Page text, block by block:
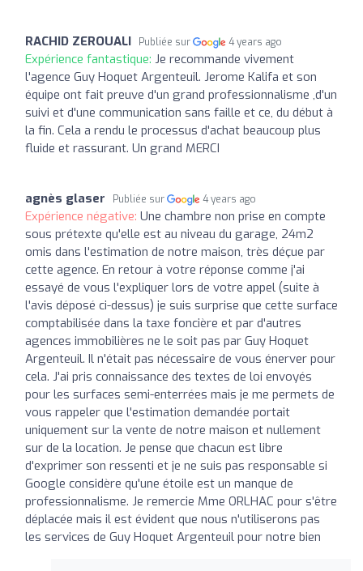
RACHID ZEROUALI Publiée sur 4 years ago
Expérience fantastique: Je recommande vivement
l'agence Guy Hoquet Argenteuil. Jerome Kalifa et son
équipe ont fait preuve d'un grand professionnalisme ,d'un
suivi et d'une communication sans faille et ce, du début à
la fin. Cela a rendu le processus d'achat beaucoup plus
fluide et rassurant. Un grand MERCI
agnès glaser Publiée sur 4 years ago
Expérience négative: Une chambre non prise en compte
sous prétexte qu'elle est au niveau du garage, 24m2
omis dans l'estimation de notre maison, très déçue par
cette agence. En retour à votre réponse comme j'ai
essayé de vous l'expliquer lors de votre appel (suite à
l'avis déposé ci-dessus) je suis surprise que cette surface
comptabilisée dans la taxe foncière et par d'autres
agences immobilières ne le soit pas par Guy Hoquet
Argenteuil. Il n'était pas nécessaire de vous énerver pour
cela. J'ai pris connaissance des textes de loi envoyés
pour les surfaces semi-enterrées mais je me permets de
vous rappeler que l'estimation demandée portait
uniquement sur la vente de notre maison et nullement
sur de la location. Je pense que chacun est libre
d'exprimer son ressenti et je ne suis pas responsable si
Google considère qu'une étoile est un manque de
professionnalisme. Je remercie Mme ORLHAC pour s'être
déplacée mais il est évident que nous n'utiliserons pas
les services de Guy Hoquet Argenteuil pour notre bien